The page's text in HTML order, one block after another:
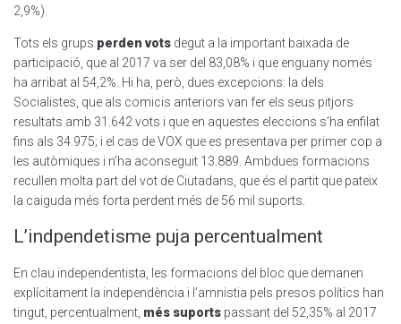
2,9%).
Tots els grups perden vots degut a la important baixada de
participació, que al 2017 va ser del 83,08% i que enguany només
ha arribat al 54,2%. Hi ha, però, dues excepcions: la dels
Socialistes, que als comicis anteriors van fer els seus pitjors
resultats amb 31.642 vots i que en aquestes eleccions s’ha enfilat
fins als 34.975; i el cas de VOX que es presentava per primer cop a
les autòmiques i n’ha aconseguit 13.889. Ambdues formacions
recullen molta part del vot de Ciutadans, que és el partit que pateix
la caiguda més forta perdent més de 56 mil suports.
L’indpendetisme puja percentualment
En clau independentista, les formacions del bloc que demanen
explícitament la independència i l’amnistia pels presos polítics han
tingut, percentualment, més suports passant del 52,35% al 2017